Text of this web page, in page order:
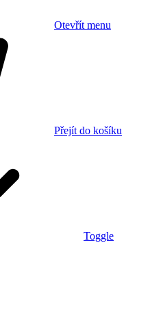
Otevřít menu
Přejít do košíku
Toggle